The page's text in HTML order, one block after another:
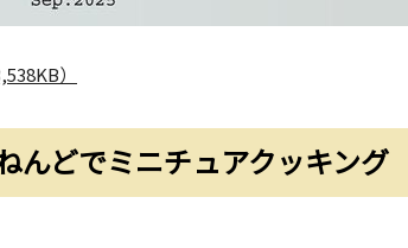
）
んどでミニチュアクッキング